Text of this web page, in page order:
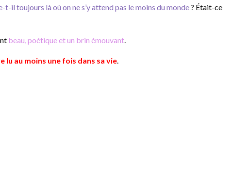
t-il toujours là où on ne s’y attend pas le moins du monde? Était-ce
beau, poétique et un brin émouvant
lu au moins une fois dans sa vie